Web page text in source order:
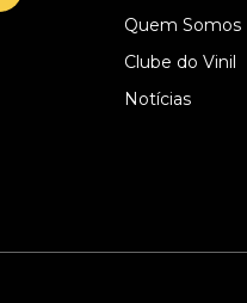
Quem Somos
Clube do Vinil
Notícias